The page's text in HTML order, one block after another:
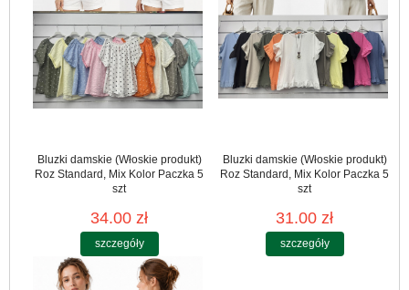
Bluzki damskie (Włoskie produkt)
Roz Standard, Mix Kolor Paczka 5
szt
34.00 zł
szczegóły
Bluzki damskie (Włoskie produkt)
Roz Standard, Mix Kolor Paczka 5
szt
31.00 zł
szczegóły